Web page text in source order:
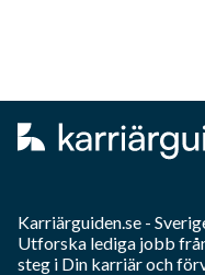
Karriärguiden.se -
Utforska lediga jobb
steg i Din karriär och